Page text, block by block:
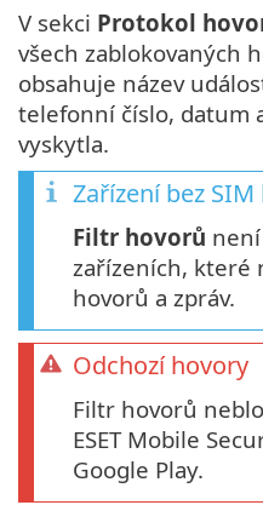
V sekci Protokol
všech zablokovaných
obsahuje název
telefonní číslo, datum
vyskytla.
Zařízení bez
Filtr hovorů
zařízeních, které
hovorů a zpráv.
Odchozí hovory
Filtr hovorů
ESET Mobile
Google Play.